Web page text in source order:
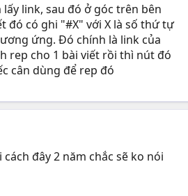
link, sau đó ở góc trên bên
đó có ghi "#X" với X là số thứ tự
ứng. Đó chính là link của
rep cho 1 bài viết rồi thì nút đó
cân dùng để rep đó
đây 2 năm chắc sẽ ko nói